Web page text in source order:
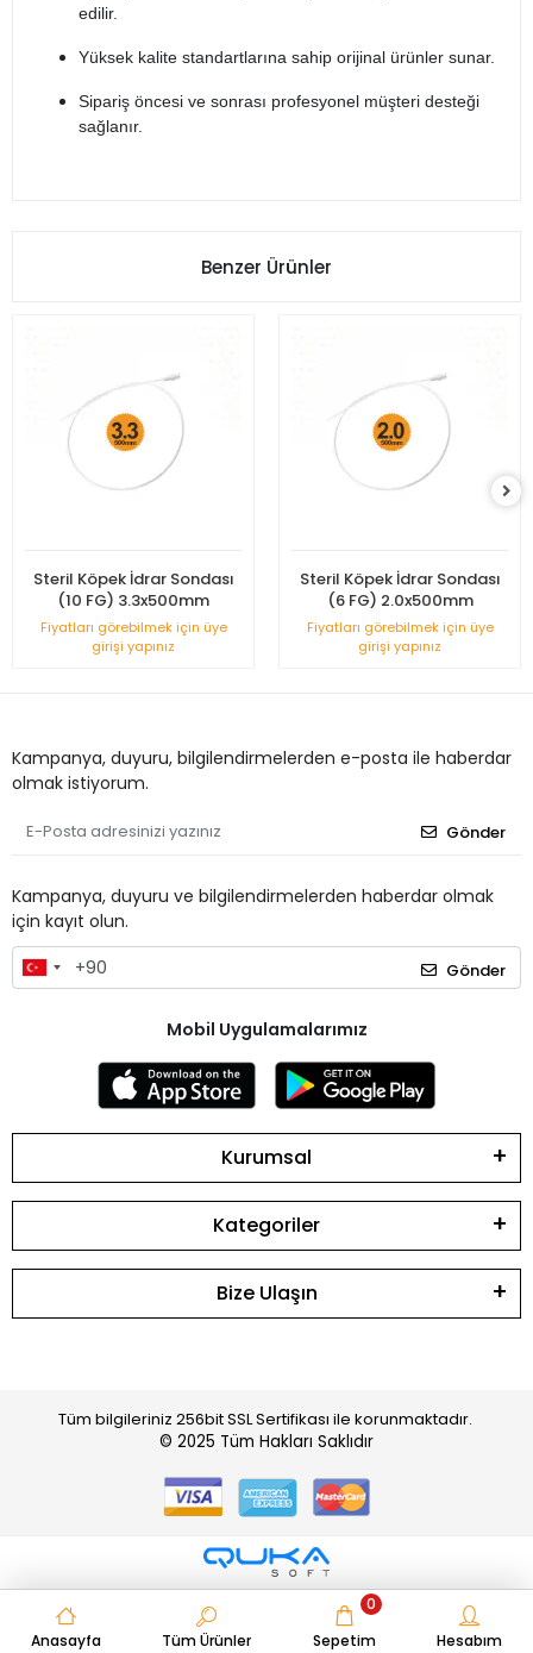
edilir.
Yüksek kalite standartlarına sahip orijinal ürünler sunar.
Sipariş öncesi ve sonrası profesyonel müşteri desteği
sağlanır.
Benzer Ürünler
Steril Köpek İdrar Sondası
(10 FG) 3.3x500mm
Fiyatları görebilmek için üye
girişi yapınız
Steril Köpek İdrar Sondası
(6 FG) 2.0x500mm
Fiyatları görebilmek için üye
girişi yapınız
Kampanya, duyuru, bilgilendirmelerden e-posta ile haberdar
olmak istiyorum.
Gönder
Kampanya, duyuru ve bilgilendirmelerden haberdar olmak
için kayıt olun.
Gönder
Mobil Uygulamalarımız
Kurumsal
Kategoriler
Bize Ulaşın
Tüm bilgileriniz 256bit SSL Sertifikası ile korunmaktadır.
© 2025 Tüm Hakları Saklıdır
Anasayfa Tüm Ürünler Sepetim
0
Hesabım